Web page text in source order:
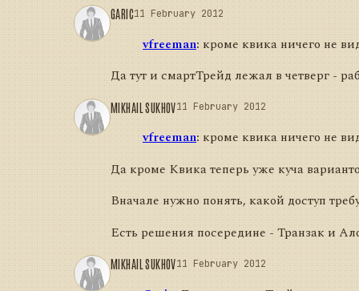
GARIC11 February 2012
vfreeman: кроме квика ничего не
Да тут и смартТрейд лежал в четверг -
MIKHAIL SUKHOV11 February 2012
vfreeman: кроме квика ничего не
Да кроме Квика теперь уже куча
Вначале нужно понять, какой доступ
Есть решения посередине - Транзак и
MIKHAIL SUKHOV11 February 2012